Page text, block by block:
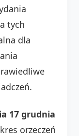
tych
dla
17 grudnia
orzeczeń